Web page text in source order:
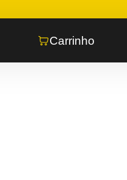
Carrinho